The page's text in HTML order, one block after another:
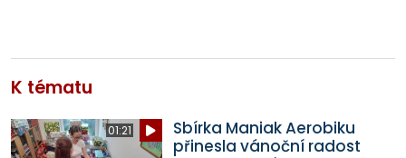
K tématu
01:21
Sbírka Maniak Aerobiku
přinesla vánoční radost